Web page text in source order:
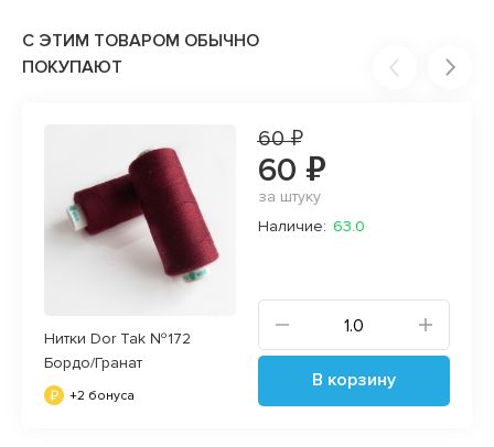
С ЭТИМ ТОВАРОМ ОБЫЧНО
ПОКУПАЮТ
Нитки Dor Tak №172
Бордо/Гранат
+2 бонуса
60 ₽
60 ₽
за штуку
Наличие: 63.0
В корзину